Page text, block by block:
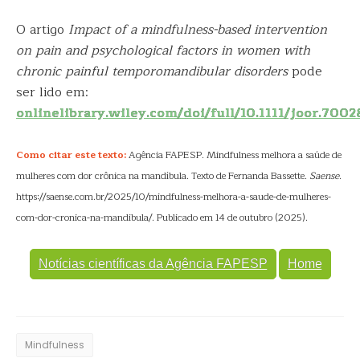
O artigo Impact of a mindfulness-based intervention
on pain and psychological factors in women with
chronic painful temporomandibular disorderspode
ser lido em:
onlinelibrary.wiley.com/doi/full/10.1111/
Como citar este texto:Agência FAPESP. Mindfulness melhora a saúde de
mulheres com dor crônica na mandíbula. Texto de Fernanda Bassette. Saense.
https://saense.com.br/2025/10/mindfulness-melhora-a-saude-de-mulheres-
com-dor-cronica-na-mandibula/. Publicado em 14 de outubro (2025).
Notícias científicas da Agência FAPESP Home
Mindfulness